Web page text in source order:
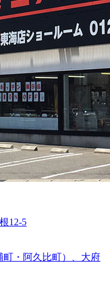
12-5
・阿久比町）、大府